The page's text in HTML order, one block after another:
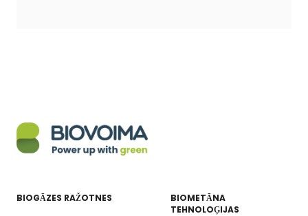
BIOGĀZES RAŽOTNES
BIOMETĀNA
TEHNOLOĢIJAS